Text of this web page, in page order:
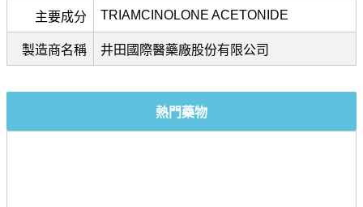
主要成分 TRIAMCINOLONE ACETONIDE
製造商名稱 井田國際醫藥廠股份有限公司
熱門藥物